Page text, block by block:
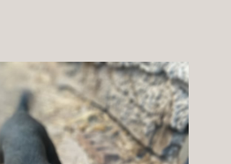
Pflegestelle
Mitgliedschaft
Spenden